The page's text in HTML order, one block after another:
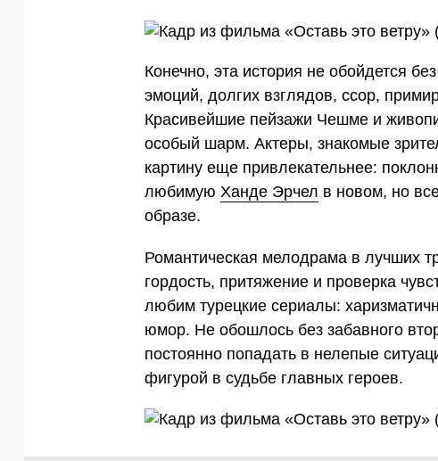
Конечно, эта история не обойдется
эмоций, долгих взглядов, ссор,
Красивейшие пейзажи Чешме и
особый шарм. Актеры, знакомые
картину еще привлекательнее:
любимую Ханде Эрчел в новом, но
образе.
Романтическая мелодрама в лучших
гордость, притяжение и проверка
любим турецкие сериалы:
юмор. Не обошлось без забавного
постоянно попадать в нелепые
фигурой в судьбе главных героев.